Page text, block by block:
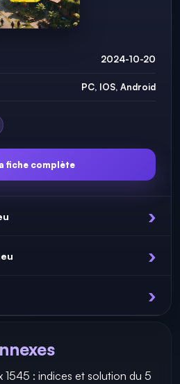
2024-10-20
PC, IOS, Android
fiche complète
1545 : indices et solution du 5